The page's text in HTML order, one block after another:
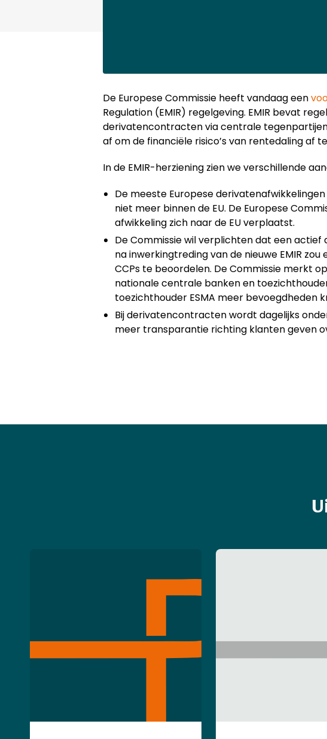
De Europese Commissie heeft vandaag een
Regulation (EMIR) regelgeving. EMIR bevat
derivatencontracten via centrale
af om de financiële risico’s van rentedaling af
In de EMIR-herziening zien we verschillende
De meeste Europese
niet meer binnen de EU. De Europese
afwikkeling zich naar de EU verplaatst.
De Commissie wil verplichten dat een
na inwerkingtreding van de nieuwe EMIR
CCPs te beoordelen. De Commissie merkt
nationale centrale banken en
toezichthouder ESMA meer bevoegdheden
Bij derivatencontracten wordt dagelijks
meer transparantie richting klanten geven